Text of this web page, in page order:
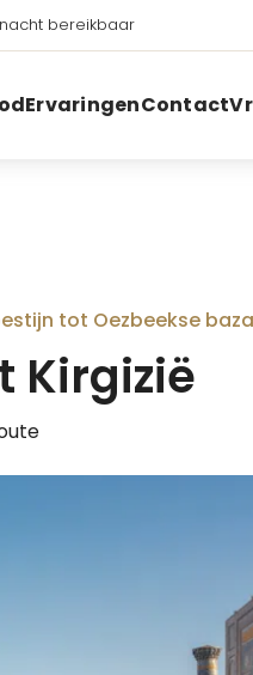
bereikbaar
ErvaringenContact
tot Oezbeekse
Kirgizië